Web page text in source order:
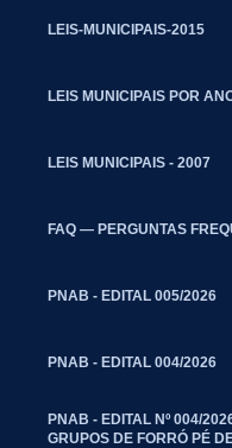
LEIS-MUNICIPAIS-2015
LEIS MUNICIPAIS POR
LEIS MUNICIPAIS - 2007
FAQ — PERGUNTAS
PNAB - EDITAL 005/2026
PNAB - EDITAL 004/2026
PNAB - EDITAL Nº 004/
GRUPOS DE FORRÓ PÉ